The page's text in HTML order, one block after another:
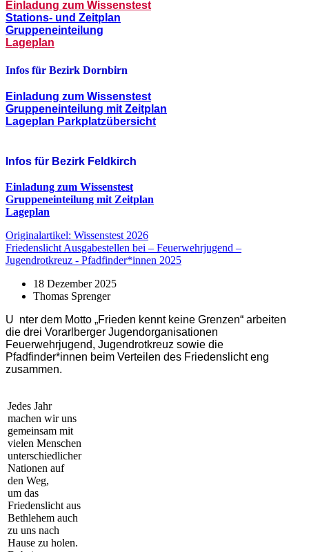
Einladung zum Wissenstest
Stations- und Zeitplan
Gruppeneinteilung
Lageplan
Infos für Bezirk Dornbirn
Einladung zum Wissenstest
Gruppeneinteilung mit Zeitplan
Lageplan Parkplatzübersicht
Infos für Bezirk Feldkirch
Einladung zum Wissenstest
Gruppeneinteilung mit Zeitplan
Lageplan
Originalartikel: Wissenstest 2026
Friedenslicht Ausgabestellen bei – Feuerwehrjugend –
Jugendrotkreuz - Pfadfinder*innen 2025
18 Dezember 2025
Thomas Sprenger
U nter dem Motto „Frieden kennt keine Grenzen“ arbeiten
die drei Vorarlberger Jugendorganisationen
Feuerwehrjugend, Jugendrotkreuz sowie die
Pfadfinder*innen beim Verteilen des Friedenslicht eng
zusammen.
Jedes Jahr
machen wir uns
gemeinsam mit
vielen Menschen
unterschiedlicher
Nationen auf
den Weg,
um das
Friedenslicht aus
Bethlehem auch
zu uns nach
Hause zu holen.